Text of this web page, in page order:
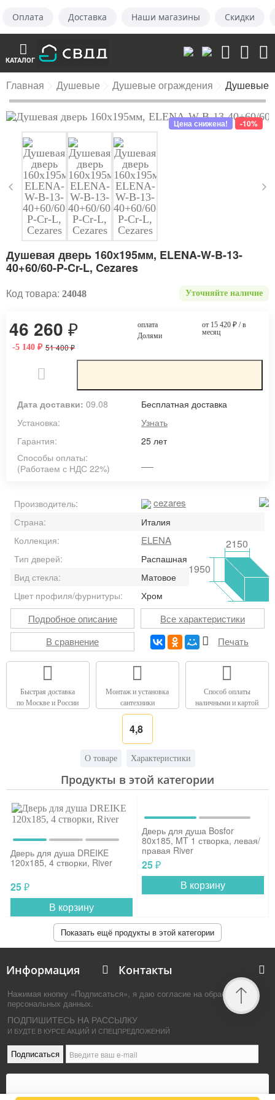
Оплата Доставка Наши магазины Скидки
КАТАЛОГ
Главная Душевые Душевые ограждения Душевые
Цена снижена! -10%
Душевая дверь 160х195мм, ELENA-W-B-13-
40+60/60-P-Cr-L, Cezares
Код товара: 24048 Уточняйте наличие
46 260 ₽
-5 140 ₽ 51 400₽
оплата
Долями
от 15 420 ₽/ в
месяц
Дата доставки: 09.08
Бесплатная доставка
Установка:
Узнать
Гарантия:
25 лет
Способы оплаты:
(Работаем с НДС 22%)
Производитель: cezares
Страна:
Италия
Коллекция:
ELENA
Тип дверей:
Распашная
Вид стекла:
Матовое
Цвет профиля/фурнитуры:
Хром
1950
2150
Подробное описание
Все характеристики
В сравнение
Печать
Быстрая доставка
по Москве и России
Монтаж и установка
сантехники
Способ оплаты
наличными и картой
4,8
О товаре Характеристики
Продукты в этой категории
Дверь для душа DREIKE
120x185, 4 створки, River
25₽
В корзину
Дверь для душа Bosfor
80x185, MT 1 створка, левая/
правая River
25₽
В корзину
Показать ещё продукты в этой категории
Информация Контакты
Нажимая кнопку «Подписаться», я даю согласие на обработку
персональных данных.
ПОДПИШИТЕСЬ НА РАССЫЛКУ
И БУДТЕ В КУРСЕ АКЦИЙ И СПЕЦПРЕДЛОЖЕНИЙ
Подписаться